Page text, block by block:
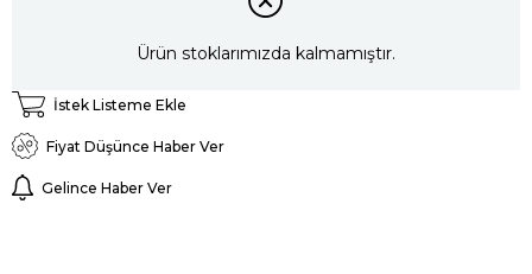
Ürün stoklarımızda kalmamıştır.
İstek Listeme Ekle
Fiyat Düşünce Haber Ver
Gelince Haber Ver